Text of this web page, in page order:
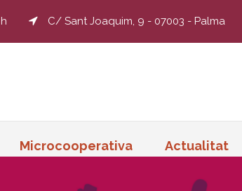
C/ Sant Joaquim, 9 - 07003 - Palma
Microcooperativa Actualitat